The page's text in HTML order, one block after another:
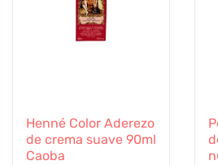
Henné Color Aderezo
de crema suave 90ml
Caoba